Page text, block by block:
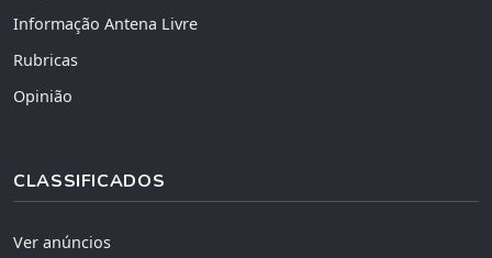
Informação Antena Livre
Rubricas
Opinião
CLASSIFICADOS
Ver anúncios